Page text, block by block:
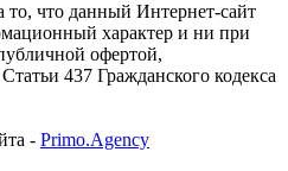
что данный Интернет-сайт
характер и ни при
офертой,
437 Гражданского кодекса
- Primo.Agency